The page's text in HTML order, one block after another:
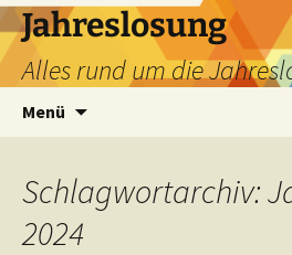
Zum
Inhalt
springen
Jahreslosung
Alles rund um die
Menü
Schlagwortarchiv:
2024